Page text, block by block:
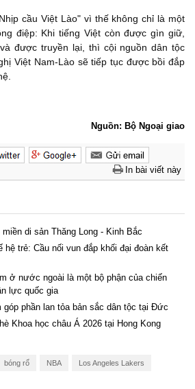
cầu Việt Lào" vì thế không chỉ là một
điệp: Khi tiếng Việt còn được gìn giữ,
được truyền lại, thì cội nguồn dân tộc
Việt Nam-Lào sẽ tiếp tục được bồi đắp
Nguồn: Bộ Ngoại giao
In bài viết này
di sản Thăng Long - Kinh Bắc
trẻ: Cầu nối vun đắp khối đại đoàn kết
ở nước ngoài là một bộ phận của chiến
lực quốc gia
góp phần lan tỏa bản sắc dân tộc tại Đức
Khoa học châu Á 2026 tại Hong Kong
bóng rổ NBA Los Angeles Lakers